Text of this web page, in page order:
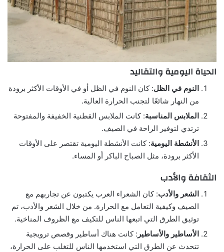
الحياة اليومية والتقاليد
النوم في الظل: كان النوم في الظل أو في الأوقات الأكثر برودة
من النهار شائعًا لتجنب الحرارة العالية.
الملابس المناسبة: كانت الملابس القطنية الخفيفة والمفتوحة
ترتدي لتوفير الراحة في الصيف.
الأنشطة اليومية: كانت الأنشطة اليومية تقتصر على الأوقات
الأكثر برودة، مثل الصباح الباكر أو المساء.
الثقافة والأدب
الشعر والأدب: كان الشعراء العرب يكتبون عن تجاربهم مع
الصيف وكيفية التعامل مع الحرارة. من خلال الشعر والأدب، تم
توثيق الطرق التي اتبعها الناس للتكيف مع الظروف المناخية.
الأساطير والأساطير : كانت هناك أساطير وقصص ترويجية
تتحدث عن الطرق التي استخدمها الناس للتغلب على الحرارة،